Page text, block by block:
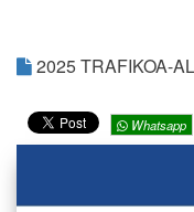
2025 TRAFIKOA-
Whatsapp